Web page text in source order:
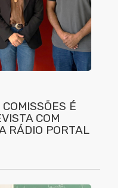
É
COM
RÁDIO PORTAL